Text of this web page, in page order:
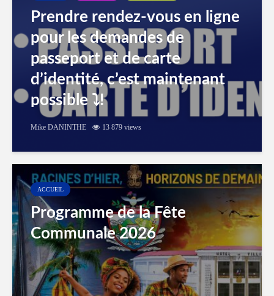
Prendre rendez-vous en ligne
pour les demandes de
passeport et de carte
d’identité, c’est maintenant
possible ⤵️!
Mike DANINTHE 13 879 views
ACCUEIL
Programme de la Fête
Communale 2026